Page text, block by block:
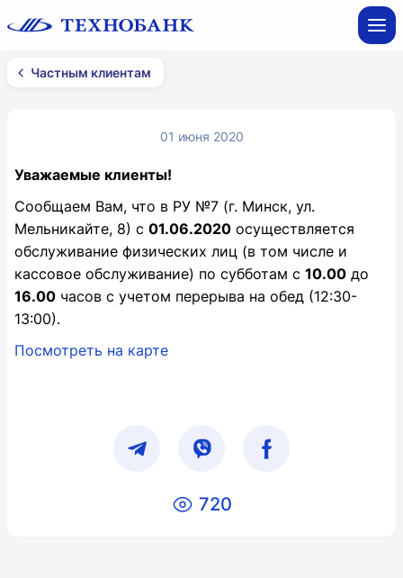
Частным клиентам
01 июня 2020
Уважаемые клиенты!
Сообщаем Вам, что в РУ №7 (г. Минск, ул.
Мельникайте, 8) с 01.06.2020 осуществляется
обслуживание физических лиц (в том числе и
кассовое обслуживание) по субботам с 10.00 до
16.00 часов с учетом перерыва на обед (12:30-
13:00).
Посмотреть на карте
720